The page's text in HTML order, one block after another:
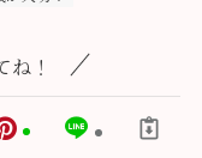
！